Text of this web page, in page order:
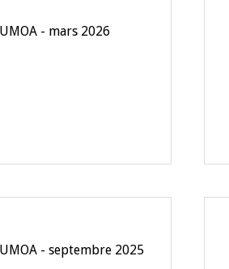
- mars 2026
- septembre 2025